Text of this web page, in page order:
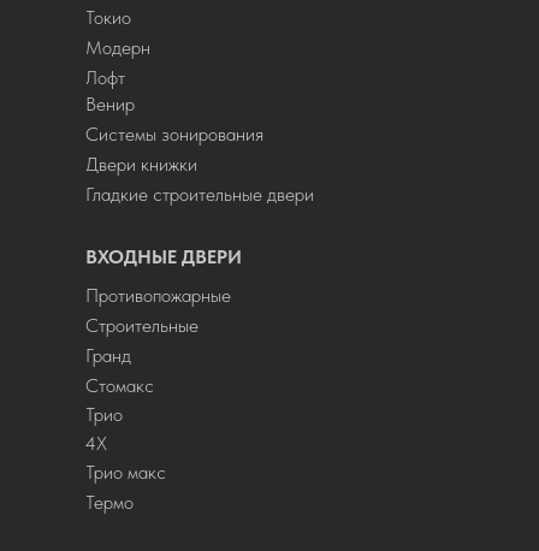
ВХОДНЫЕ ДВЕРИ
Противопожарные
Строительные
Гранд
Стомакс
Трио
4Х
Трио макс
Термо
Токио
Модерн
Лофт
Системы зонирования
Двери книжки
Гладкие строительные двери
Венир